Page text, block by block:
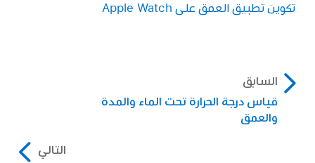
تكوين تطبيق العمق على Apple Watch
السابق
قياس درجة الحرارة تحت الماء والمدة
والعمق
التالي